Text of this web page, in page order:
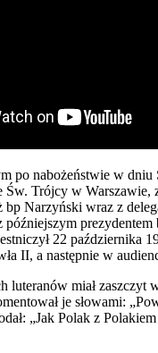
po nabo­żeń­stwie w
Trój­cy w War­sza­wie,
bp Narzyń­ski wraz z
pre­zy­den­tem
22 paź­dzier­ni­ka
II, a następ­nie w
lute­ra­nów miał zaszczyt
je sło­wa­mi:
„Jak Polak z